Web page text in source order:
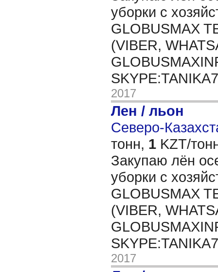
уборки с
GLOBUSMAX
(VIBER,
2017
Лен / льон
Северо-
тонн, 1 KZT/
Закупаю лён
уборки с
GLOBUSMAX
(VIBER,
2017